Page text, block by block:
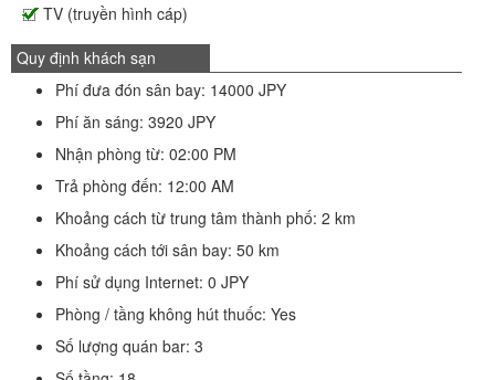
TV (truyền hình cáp)
Quy định khách sạn
Phí đưa đón sân bay: 14000 JPY
Phí ăn sáng: 3920 JPY
Nhận phòng từ: 02:00 PM
Trả phòng đến: 12:00 AM
Khoảng cách từ trung tâm thành phố: 2 km
Khoảng cách tới sân bay: 50 km
Phí sử dụng Internet: 0 JPY
Phòng / tầng không hút thuốc: Yes
Số lượng quán bar: 3